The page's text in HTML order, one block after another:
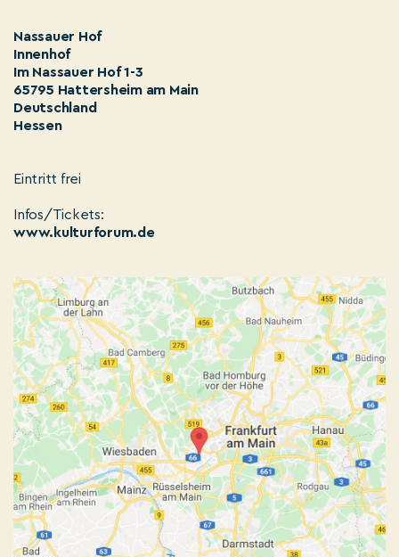
Nassauer Hof
Innenhof
Im Nassauer Hof 1-3
65795 Hattersheim am Main
Deutschland
Hessen
Eintritt frei
Infos/Tickets:
www.kulturforum.de